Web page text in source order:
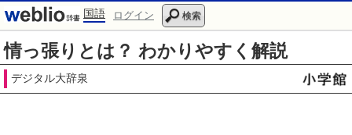
国語 ログイン 検索
情っ張りとは？ わかりやすく解説
デジタル大辞泉